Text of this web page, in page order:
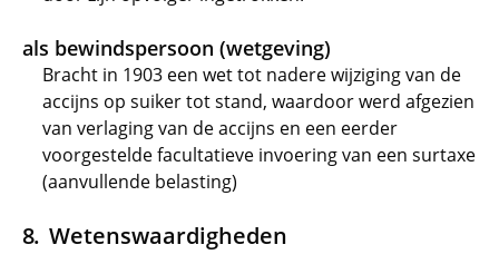
als bewindspersoon (wetgeving)
Bracht in 1903 een wet tot nadere wijziging van de
accijns op suiker tot stand, waardoor werd afgezien
van verlaging van de accijns en een eerder
voorgestelde facultatieve invoering van een surtaxe
(aanvullende belasting)
Wetenswaardigheden